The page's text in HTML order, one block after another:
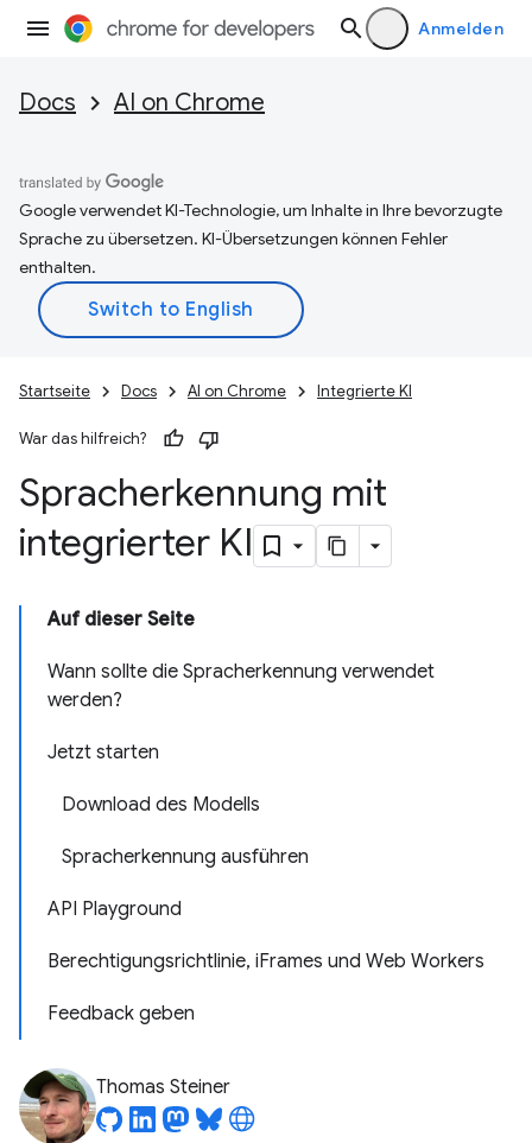
Anmelden
Docs AI on Chrome
Google verwendet KI-Technologie, um Inhalte in Ihre bevorzugte
Sprache zu übersetzen. KI-Übersetzungen können Fehler
enthalten.
Startseite Docs AI on Chrome Integrierte KI
War das hilfreich?
Spracherkennung mit
integrierter KI
Auf dieser Seite
Wann sollte die Spracherkennung verwendet
werden?
Jetzt starten
Download des Modells
Spracherkennung ausführen
API Playground
Berechtigungsrichtlinie, iFrames und Web Workers
Feedback geben
Thomas Steiner